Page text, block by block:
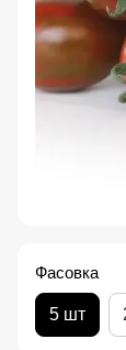
Фасовка
5 шт